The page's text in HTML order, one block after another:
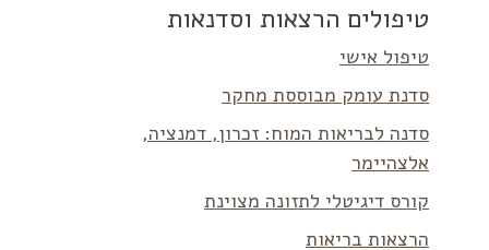
טיפולים הרצאות וסדנאות
טיפול אישי
סדנת עומק מבוססת מחקר
סדנה לבריאות המוח: זכרון, דמנציה,
אלצהיימר
קורס דיגיטלי לתזונה מצוינת
הרצאות בריאות